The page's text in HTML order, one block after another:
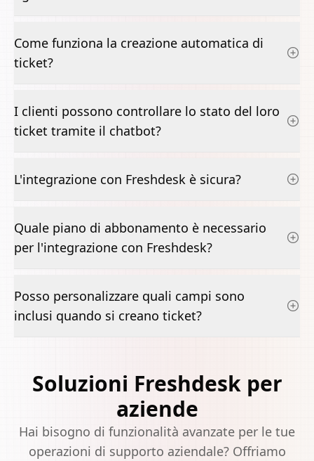
Come funziona la creazione automatica di
ticket?
I clienti possono controllare lo stato del loro
ticket tramite il chatbot?
L'integrazione con Freshdesk è sicura?
Quale piano di abbonamento è necessario
per l'integrazione con Freshdesk?
Posso personalizzare quali campi sono
inclusi quando si creano ticket?
Soluzioni Freshdesk per
aziende
Hai bisogno di funzionalità avanzate per le tue
operazioni di supporto aziendale? Offriamo